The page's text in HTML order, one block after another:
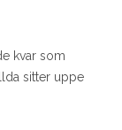
kvar som
sitter uppe